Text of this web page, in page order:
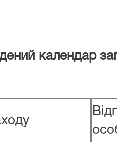
календар